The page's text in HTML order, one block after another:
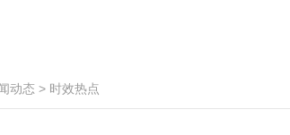
动态 > 时效热点